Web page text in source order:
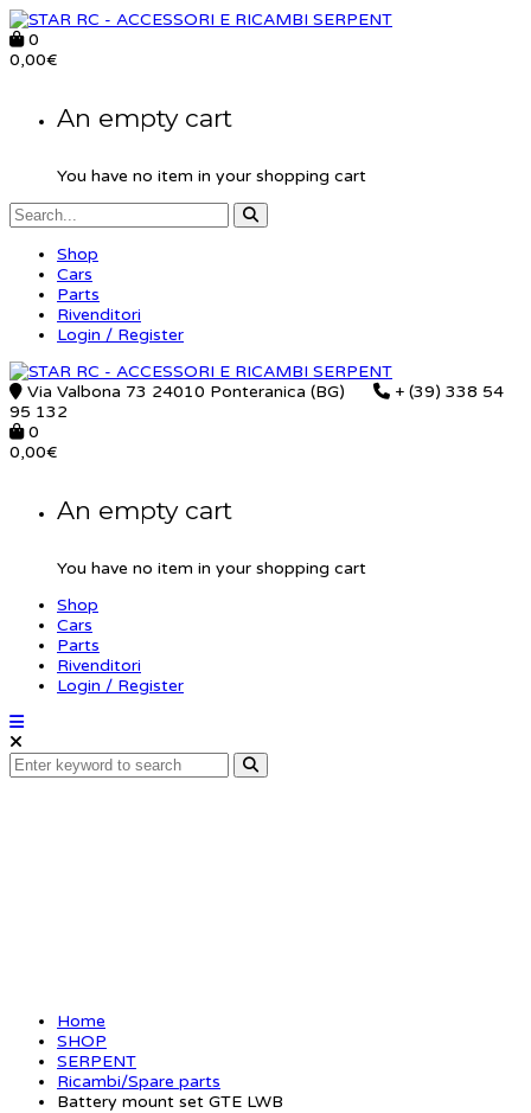
0
0,00€
An empty cart
You have no item in your shopping cart
Shop
Cars
Parts
Rivenditori
Login / Register
Via Valbona 73 24010 Ponteranica (BG)
+ (39) 338 54
95 132
0
0,00€
An empty cart
You have no item in your shopping cart
Shop
Cars
Parts
Rivenditori
Login / Register
Home
SHOP
SERPENT
Ricambi/Spare parts
Battery mount set GTE LWB